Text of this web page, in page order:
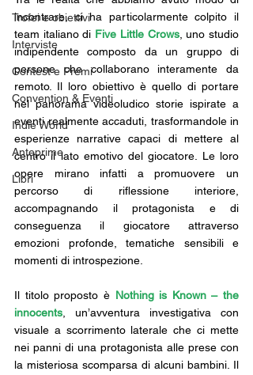
Trofei e obiettivi
Interviste
Contest e Premi
Convention & Eventi
Indie World
Anteprime
Libri
incontrare, ci ha particolarmente colpito il
team italiano di Five Little Crows, uno studio
indipendente composto da un gruppo di
persone che collaborano interamente da
remoto. Il loro obiettivo è quello di portare
nel panorama videoludico storie ispirate a
eventi realmente accaduti, trasformandole in
esperienze narrative capaci di mettere al
centro il lato emotivo del giocatore. Le loro
opere mirano infatti a promuovere un
percorso di riflessione interiore,
accompagnando il protagonista e di
conseguenza il giocatore attraverso
emozioni profonde, tematiche sensibili e
momenti di introspezione.
Il titolo proposto è Nothing is Known – the
innocents , un’avventura investigativa con
visuale a scorrimento laterale che ci mette
nei panni di una protagonista alle prese con
la misteriosa scomparsa di alcuni bambini. Il